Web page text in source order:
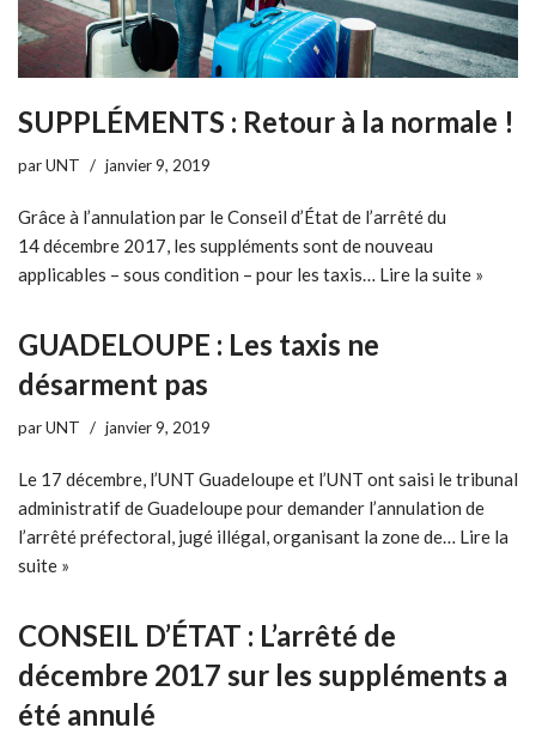
SUPPLÉMENTS : Retour à la normale !
parUNT janvier 9, 2019
Grâce à l’annulation par le Conseil d’État de l’arrêté du
14 décembre 2017, les suppléments sont de nouveau
applicables – sous condition – pour les taxis… Lire la suite »
GUADELOUPE : Les taxis ne
désarment pas
parUNT janvier 9, 2019
Le 17 décembre, l’UNT Guadeloupe et l’UNT ont saisi le tribunal
administratif de Guadeloupe pour demander l’annulation de
l’arrêté préfectoral, jugé illégal, organisant la zone de… Lire la
suite »
CONSEIL D’ÉTAT : L’arrêté de
décembre 2017 sur les suppléments a
été annulé